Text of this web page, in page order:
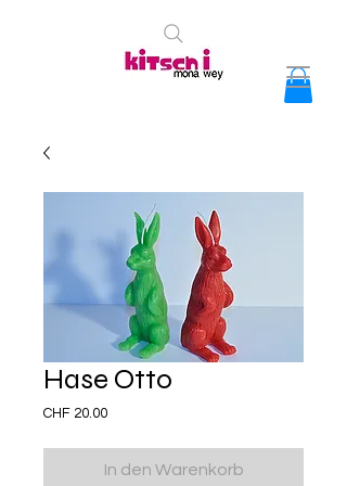
Hase Otto
CHF 20.00Preis
In den Warenkorb